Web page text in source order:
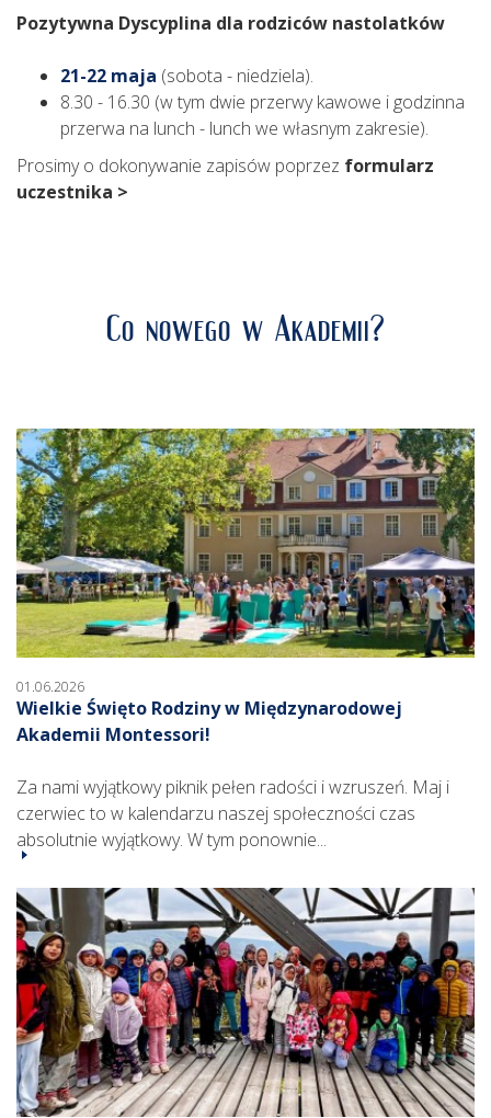
Pozytywna Dyscyplina dla rodziców nastolatków
21-22 maja (sobota - niedziela).
8.30 - 16.30 (w tym dwie przerwy kawowe i godzinna
przerwa na lunch - lunch we własnym zakresie).
Prosimy o dokonywanie zapisów poprzez formularz
uczestnika >
Co nowego w Akademii?
01.06.2026
Wielkie Święto Rodziny w Międzynarodowej
Akademii Montessori!
Za nami wyjątkowy piknik pełen radości i wzruszeń. Maj i
czerwiec to w kalendarzu naszej społeczności czas
absolutnie wyjątkowy. W tym ponownie...